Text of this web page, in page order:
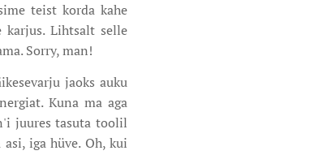
teist korda kahe
karjus. Lihtsalt selle
Sorry, man!
jaoks auku
Kuna ma aga
juures tasuta toolil
iga hüve. Oh, kui